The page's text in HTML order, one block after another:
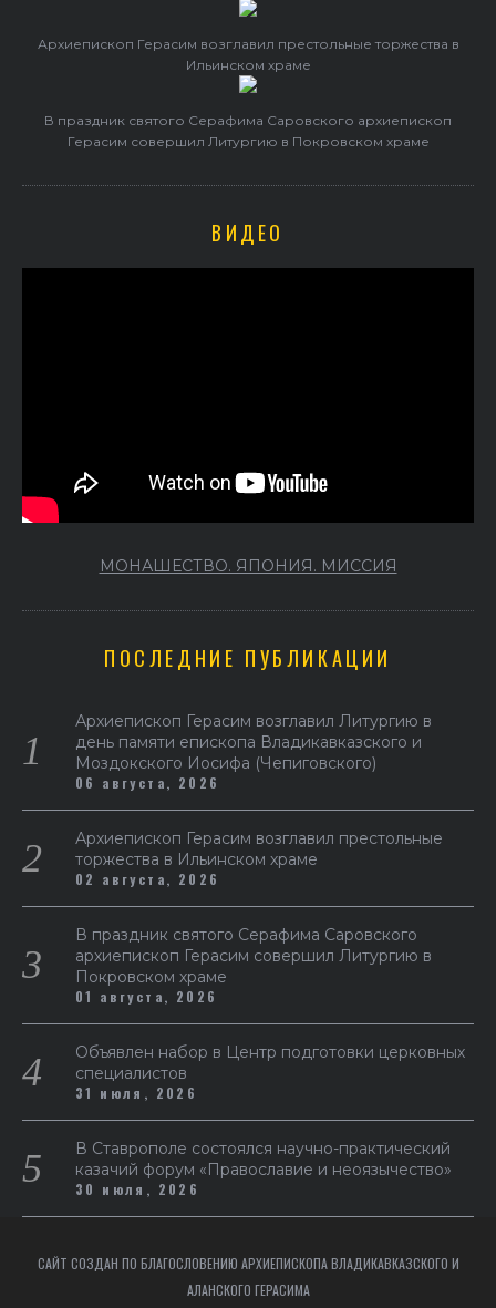
Архиепископ Герасим возглавил престольные торжества в
Ильинском храме
В праздник святого Серафима Саровского архиепископ
Герасим совершил Литургию в Покровском храме
ВИДЕО
МОНАШЕСТВО. ЯПОНИЯ. МИССИЯ
ПОСЛЕДНИЕ ПУБЛИКАЦИИ
Архиепископ Герасим возглавил Литургию в
день памяти епископа Владикавказского и
Моздокского Иосифа (Чепиговского)
06 августа, 2026
Архиепископ Герасим возглавил престольные
торжества в Ильинском храме
02 августа, 2026
В праздник святого Серафима Саровского
архиепископ Герасим совершил Литургию в
Покровском храме
01 августа, 2026
Объявлен набор в Центр подготовки церковных
специалистов
31 июля, 2026
В Ставрополе состоялся научно-практический
казачий форум «Православие и неоязычество»
30 июля, 2026
САЙТ СОЗДАН ПО БЛАГОСЛОВЕНИЮ АРХИЕПИСКОПА ВЛАДИКАВКАЗСКОГО И
АЛАНСКОГО ГЕРАСИМА